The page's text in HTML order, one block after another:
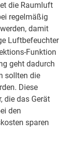
die Raumluft
regelmäßig
damit
Luftbefeuchter
Funktion
geht dadurch
sollten die
Diese
die das Gerät
den
sparen